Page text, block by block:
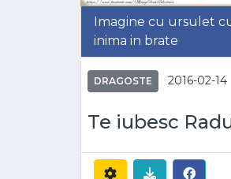
Imagine cu ursulet
inima in brate
DRAGOSTE 2016-02-14
Te iubesc